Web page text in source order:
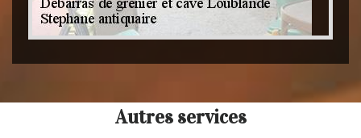
Autres services